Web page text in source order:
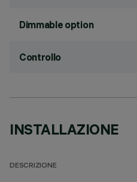
Dimmable option
Controllo
INSTALLAZIONE
DESCRIZIONE